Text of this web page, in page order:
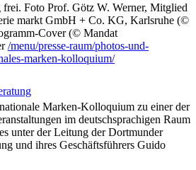
Foto Prof. Götz W. Werner, Mitglied
markt GmbH + Co. KG, Karlsruhe (©
Cover (© Mandat
/menu/presse-raum/photos-und-
marken-kolloquium/
Marken-Kolloquium zu einer der
im deutschsprachigen Raum
unter der Leitung der Dortmunder
und ihres Geschäftsführers Guido